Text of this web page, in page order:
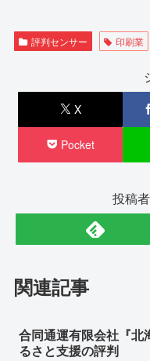
評判センサー 印刷業
X
Pocket
投稿
関連記事
合同通運有限会社『北
るさと支援の評判